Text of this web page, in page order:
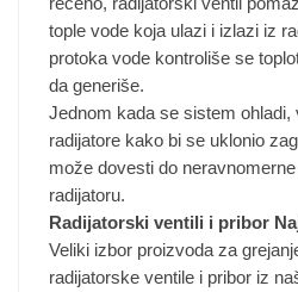
tople vode koja ulazi i izlazi iz
protoka vode kontroliše se
da generiše.
Jednom kada se sistem ohladi,
radijatore kako bi se uklonio
može dovesti do
radijatoru.
Radijatorski ventili i pribor
Veliki izbor proizvoda za
radijatorske ventile i pribor iz